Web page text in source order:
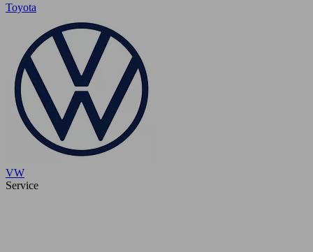
Toyota
VW
Service